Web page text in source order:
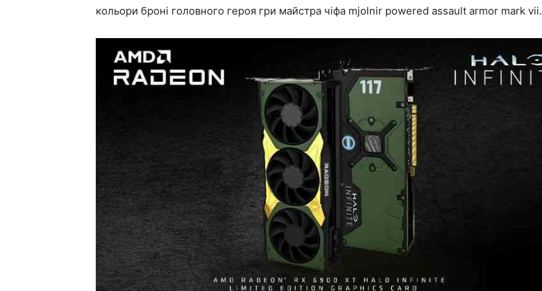
кольори броні головного героя гри майстра чіфа mjolnir powered assault armor mark vii.